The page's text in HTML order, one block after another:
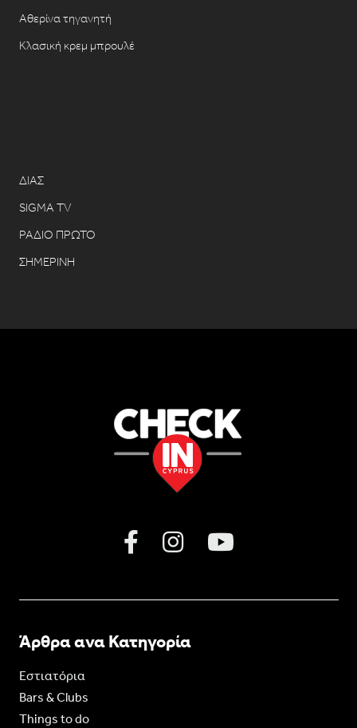
Αθερίνα τηγανητή
Κλασική κρεμ μπρουλέ
ΔΙΑΣ
SIGMA TV
ΡΑΔΙΟ ΠΡΩΤΟ
ΣΗΜΕΡΙΝΗ
Άρθρα ανα Κατηγορία
Εστιατόρια
Bars & Clubs
Things to do